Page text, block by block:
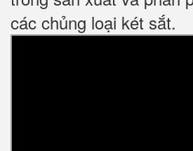
các chủng loại két sắt.